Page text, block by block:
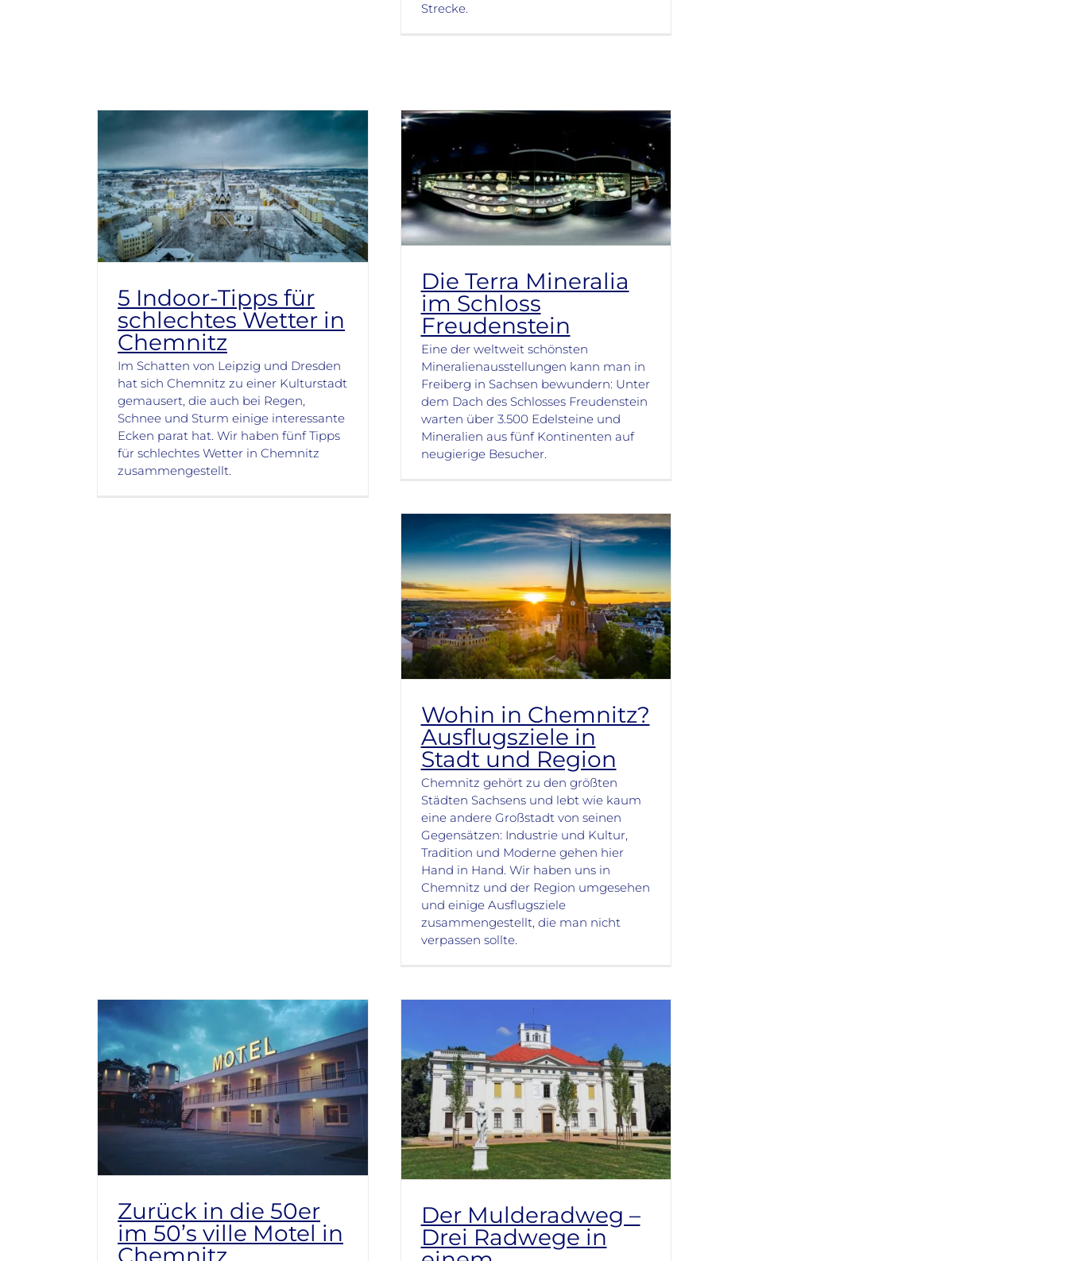
Strecke.
5 Indoor-Tipps für
schlechtes Wetter in
Chemnitz
Im Schatten von Leipzig und Dresden
hat sich Chemnitz zu einer Kulturstadt
gemausert, die auch bei Regen,
Schnee und Sturm einige interessante
Ecken parat hat. Wir haben fünf Tipps
für schlechtes Wetter in Chemnitz
zusammengestellt.
Die Terra Mineralia
im Schloss
Freudenstein
Eine der weltweit schönsten
Mineralienausstellungen kann man in
Freiberg in Sachsen bewundern: Unter
dem Dach des Schlosses Freudenstein
warten über 3.500 Edelsteine und
Mineralien aus fünf Kontinenten auf
neugierige Besucher.
Wohin in Chemnitz?
Ausflugsziele in
Stadt und Region
Chemnitz gehört zu den größten
Städten Sachsens und lebt wie kaum
eine andere Großstadt von seinen
Gegensätzen: Industrie und Kultur,
Tradition und Moderne gehen hier
Hand in Hand. Wir haben uns in
Chemnitz und der Region umgesehen
und einige Ausflugsziele
zusammengestellt, die man nicht
verpassen sollte.
Zurück in die 50er
im 50’s ville Motel in
Chemnitz
Der Mulderadweg –
Drei Radwege in